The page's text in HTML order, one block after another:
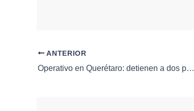
ANTERIOR
Operativo en Querétaro: detienen a dos personas por intento de robo de vehículo en Rancho San Pedro